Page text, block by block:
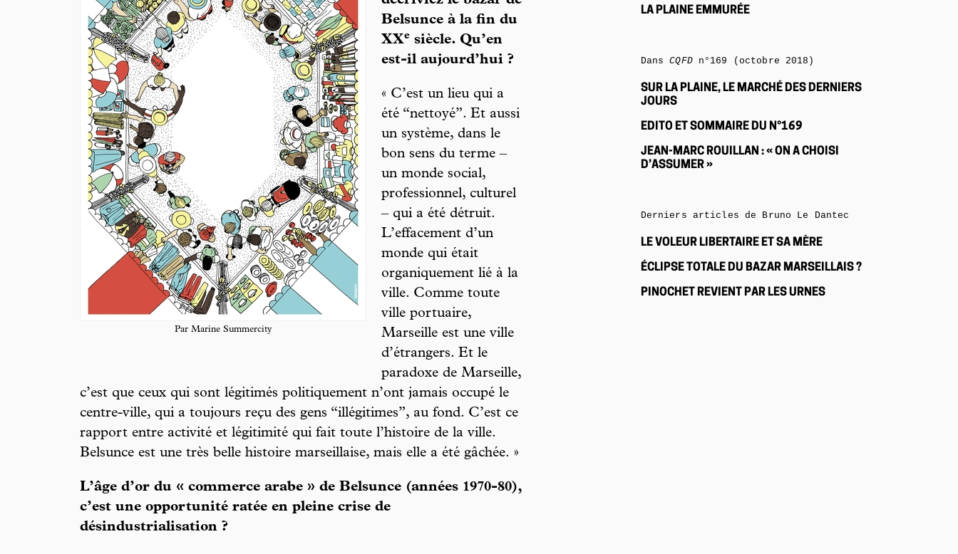
Par Marine Summercity
Belsunce à la fin du
XXe siècle. Qu’en
est-il aujourd’hui ?
« C’est un lieu qui a
été “nettoyé”. Et aussi
un système, dans le
bon sens du terme –
un monde social,
professionnel, culturel
– qui a été détruit.
L’effacement d’un
monde qui était
organiquement lié à la
ville. Comme toute
ville portuaire,
Marseille est une ville
d’étrangers. Et le
paradoxe de Marseille,
c’est que ceux qui sont légitimés politiquement n’ont jamais occupé le
centre-ville, qui a toujours reçu des gens “illégitimes”, au fond. C’est ce
rapport entre activité et légitimité qui fait toute l’histoire de la ville.
Belsunce est une très belle histoire marseillaise, mais elle a été gâchée. »
L’âge d’or du « commerce arabe » de Belsunce (années 1970-80),
c’est une opportunité ratée en pleine crise de
désindustrialisation ?
LA PLAINE EMMURÉE
DansCQFDn°169 (octobre 2018)
SUR LA PLAINE, LE MARCHÉ DES DERNIERS
JOURS
EDITO ET SOMMAIRE DU N°169
JEAN-MARC ROUILLAN : « ON A CHOISI
D’ASSUMER »
Derniers articles de Bruno Le Dantec
LE VOLEUR LIBERTAIRE ET SA MÈRE
ÉCLIPSE TOTALE DU BAZAR MARSEILLAIS ?
PINOCHET REVIENT PAR LES URNES